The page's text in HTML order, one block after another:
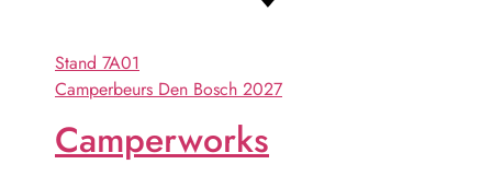
Stand 7A01
Camperbeurs Den Bosch 2027
Camperworks